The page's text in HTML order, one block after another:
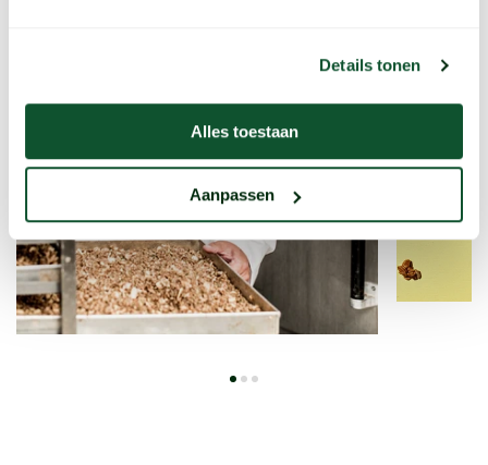
Details tonen
Alles toestaan
Aanpassen